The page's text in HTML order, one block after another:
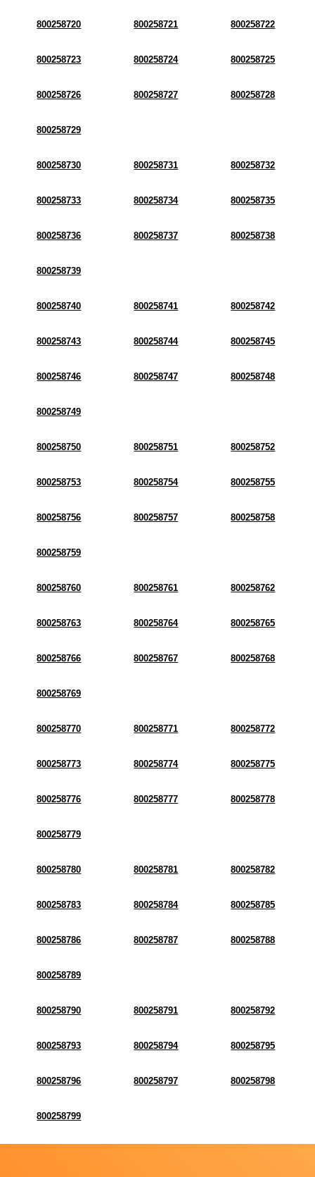
800258720 800258721 800258722
800258723 800258724 800258725
800258726 800258727 800258728
800258729
800258730 800258731 800258732
800258733 800258734 800258735
800258736 800258737 800258738
800258739
800258740 800258741 800258742
800258743 800258744 800258745
800258746 800258747 800258748
800258749
800258750 800258751 800258752
800258753 800258754 800258755
800258756 800258757 800258758
800258759
800258760 800258761 800258762
800258763 800258764 800258765
800258766 800258767 800258768
800258769
800258770 800258771 800258772
800258773 800258774 800258775
800258776 800258777 800258778
800258779
800258780 800258781 800258782
800258783 800258784 800258785
800258786 800258787 800258788
800258789
800258790 800258791 800258792
800258793 800258794 800258795
800258796 800258797 800258798
800258799